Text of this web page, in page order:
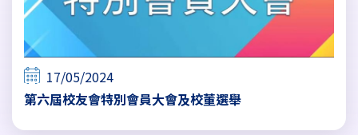
17/05/2024
第六屆校友會特別會員大會及校董選舉